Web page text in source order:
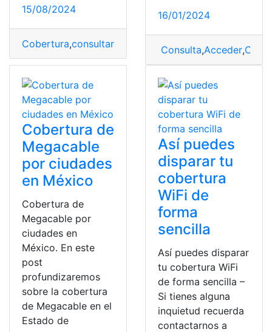
15/08/2024
Cobertura,consultar ISSFA ISSPOL MSP ,RPIS
16/01/2024
Consulta,Acceder,
Cobertura de
Megacable
por ciudades
en México
Cobertura de
Megacable por
ciudades en
México. En este
post
profundizaremos
sobre la cobertura
de Megacable en el
Estado de
Así puedes
disparar tu
cobertura
WiFi de
forma
sencilla
Así puedes disparar
tu cobertura WiFi
de forma sencilla –
Si tienes alguna
inquietud recuerda
contactarnos a